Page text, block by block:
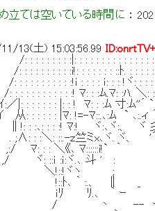
立ては空いている時間に ：
13(土) 15:03:56.99
: : : : : : : : : : : : : : : : : :
: : : ::ﾄ. : : : : : : : : : : : :
: : ｉ: : : !ヾ: : : : ::､: : : :
: :ﾑ.ﾏ: :ﾊ. ＼: : : ヾ. : :
ﾏ: : :ﾑ 寸:ﾑ''´ ` ＜:ヾ. :
ﾏ::.､:ﾑ ` ､:.ィ ´＿_｀ ｰ
:､ヾ:、 ヾ 彡三三三
x､ヾ. ヾ、 '´ ﾏ::::::::
ﾏ::::::i!` ｀ ー ¨ .
ｉ:ヾ.､ 斗 ' :
ヽ ; ;:'|:
:.、 ∥ _ :
｀ ｰ / ﾘ
. ' / __